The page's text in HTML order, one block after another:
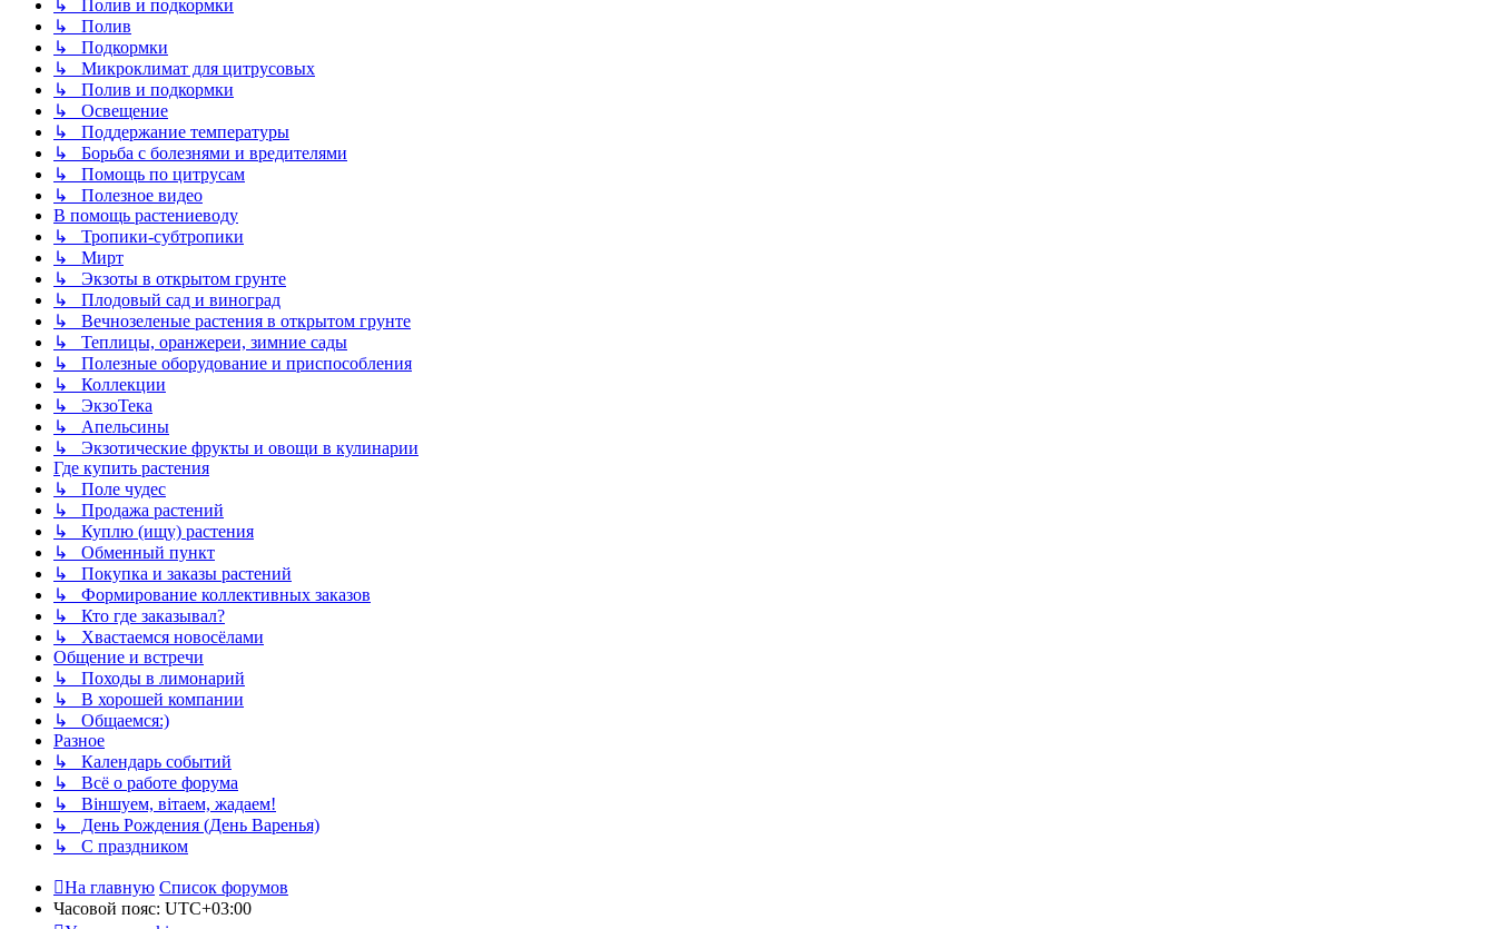
↳ Полив и подкормки
↳ Полив
↳ Подкормки
↳ Микроклимат для цитрусовых
↳ Полив и подкормки
↳ Освещение
↳ Поддержание температуры
↳ Борьба с болезнями и вредителями
↳ Помощь по цитрусам
↳ Полезное видео
В помощь растениеводу
↳ Тропики-субтропики
↳ Мирт
↳ Экзоты в открытом грунте
↳ Плодовый сад и виноград
↳ Вечнозеленые растения в открытом грунте
↳ Теплицы, оранжереи, зимние сады
↳ Полезные оборудование и приспособления
↳ Коллекции
↳ ЭкзоТека
↳ Апельсины
↳ Экзотические фрукты и овощи в кулинарии
Где купить растения
↳ Поле чудес
↳ Продажа растений
↳ Куплю (ищу) растения
↳ Обменный пункт
↳ Покупка и заказы растений
↳ Формирование коллективных заказов
↳ Кто где заказывал?
↳ Хвастаемся новосёлами
Общение и встречи
↳ Походы в лимонарий
↳ В хорошей компании
↳ Общаемся:)
Разное
↳ Календарь событий
↳ Всё о работе форума
↳ Віншуем, вітаем, жадаем!
↳ День Рождения (День Варенья)
↳ С праздником
На главную Список форумов
Часовой пояс: UTC+03:00